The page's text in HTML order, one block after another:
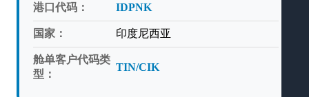
港口代码： IDPNK
国家： 印度尼西亚
舱单客户代码类
型：
TIN/CIK